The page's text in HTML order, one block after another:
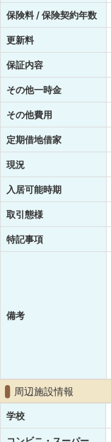
保険料 / 保険契約年数
更新料
保証内容
その他一時金
その他費用
定期借地借家
現況
入居可能時期
取引態様
特記事項
備考
周辺施設情報
学校